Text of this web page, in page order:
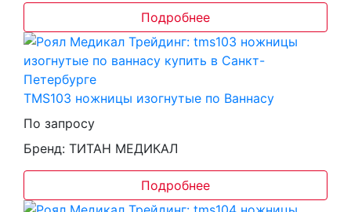
Подробнее
TMS103 ножницы изогнутые по Ваннасу
По запросу
Бренд: ТИТАН МЕДИКАЛ
Подробнее